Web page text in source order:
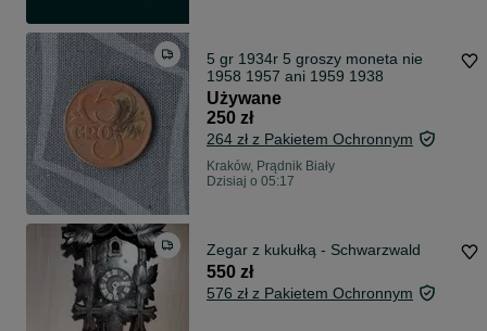
5 gr 1934r 5 groszy moneta nie
1958 1957 ani 1959 1938
Używane
250 zł
264 zł z Pakietem Ochronnym
Kraków, Prądnik Biały
Dzisiaj o 05:17
Zegar z kukułką - Schwarzwald
550 zł
576 zł z Pakietem Ochronnym